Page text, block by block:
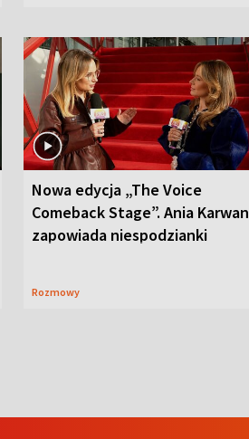
Nowa edycja „The Voice
Comeback Stage”. Ania Karwan
zapowiada niespodzianki
Rozmowy